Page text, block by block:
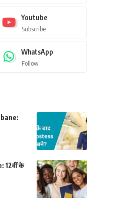
Youtube
Subscribe
WhatsApp
Follow
12वीं के